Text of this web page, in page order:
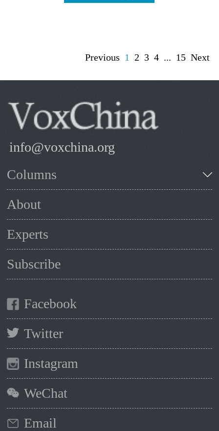
Previous 1 2 3 4 ... 15 Next
info@voxchina.org
Columns
About
Experts
Subscribe
Facebook
Twitter
Instagram
WeChat
Email